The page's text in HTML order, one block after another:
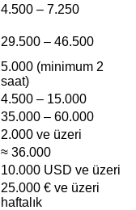
4.500 – 7.250
29.500 – 46.500
5.000 (minimum 2
saat)
4.500 – 15.000
35.000 – 60.000
2.000 ve üzeri
≈ 36.000
10.000 USD ve üzeri
25.000 € ve üzeri
haftalık